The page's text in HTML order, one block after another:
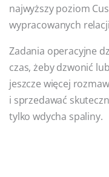
najwyższy poziom
wypracowanych
Zadania operacyjne
czas, żeby dzwonić
jeszcze więcej
i sprzedawać
tylko wdycha spaliny.